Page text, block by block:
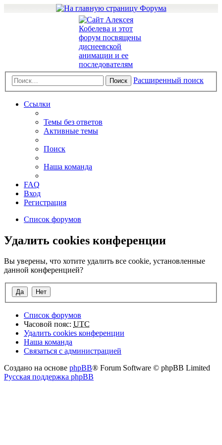
Поиск Расширенный поиск
Ссылки
Темы без ответов
Активные темы
Поиск
Наша команда
FAQ
Вход
Регистрация
Список форумов
Удалить cookies конференции
Вы уверены, что хотите удалить все cookie, установленные
данной конференцией?
Список форумов
Часовой пояс: UTC
Удалить cookies конференции
Наша команда
Связаться с администрацией
Создано на основе phpBB® Forum Software © phpBB Limited
Русская поддержка phpBB